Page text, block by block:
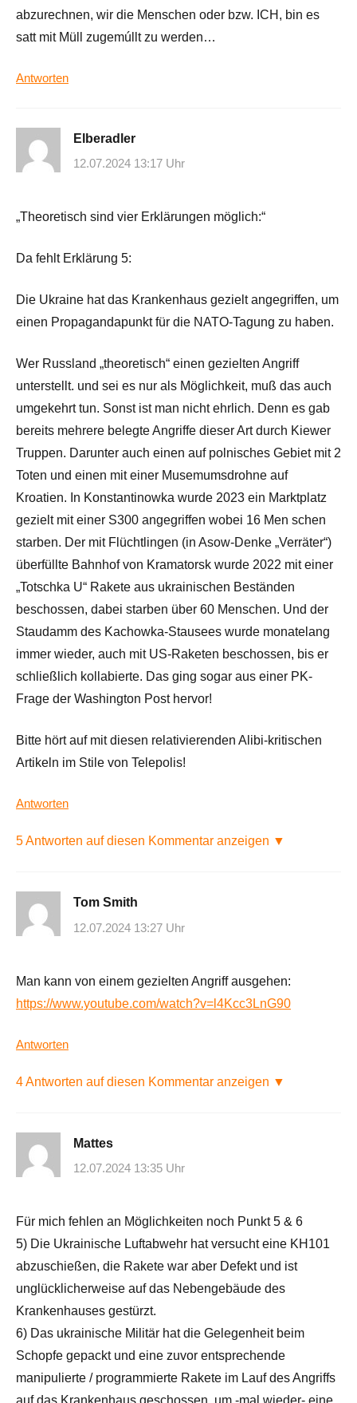
abzurechnen, wir die Menschen oder bzw. ICH, bin es
satt mit Müll zugemúllt zu werden…
Antworten
Elberadler
12.07.2024 13:17 Uhr
„Theoretisch sind vier Erklärungen möglich:“
Da fehlt Erklärung 5:
Die Ukraine hat das Krankenhaus gezielt angegriffen, um
einen Propagandapunkt für die NATO-Tagung zu haben.
Wer Russland „theoretisch“ einen gezielten Angriff
unterstellt. und sei es nur als Möglichkeit, muß das auch
umgekehrt tun. Sonst ist man nicht ehrlich. Denn es gab
bereits mehrere belegte Angriffe dieser Art durch Kiewer
Truppen. Darunter auch einen auf polnisches Gebiet mit 2
Toten und einen mit einer Musemumsdrohne auf
Kroatien. In Konstantinowka wurde 2023 ein Marktplatz
gezielt mit einer S300 angegriffen wobei 16 Men schen
starben. Der mit Flüchtlingen (in Asow-Denke „Verräter“)
überfüllte Bahnhof von Kramatorsk wurde 2022 mit einer
„Totschka U“ Rakete aus ukrainischen Beständen
beschossen, dabei starben über 60 Menschen. Und der
Staudamm des Kachowka-Stausees wurde monatelang
immer wieder, auch mit US-Raketen beschossen, bis er
schließlich kollabierte. Das ging sogar aus einer PK-
Frage der Washington Post hervor!
Bitte hört auf mit diesen relativierenden Alibi-kritischen
Artikeln im Stile von Telepolis!
Antworten
5 Antworten auf diesen Kommentar anzeigen ▼
Tom Smith
12.07.2024 13:27 Uhr
Man kann von einem gezielten Angriff ausgehen:
https://www.youtube.com/watch?v=l4Kcc3LnG90
Antworten
4 Antworten auf diesen Kommentar anzeigen ▼
Mattes
12.07.2024 13:35 Uhr
Für mich fehlen an Möglichkeiten noch Punkt 5 & 6
5) Die Ukrainische Luftabwehr hat versucht eine KH101
abzuschießen, die Rakete war aber Defekt und ist
unglücklicherweise auf das Nebengebäude des
Krankenhauses gestürzt.
6) Das ukrainische Militär hat die Gelegenheit beim
Schopfe gepackt und eine zuvor entsprechende
manipulierte / programmierte Rakete im Lauf des Angriffs